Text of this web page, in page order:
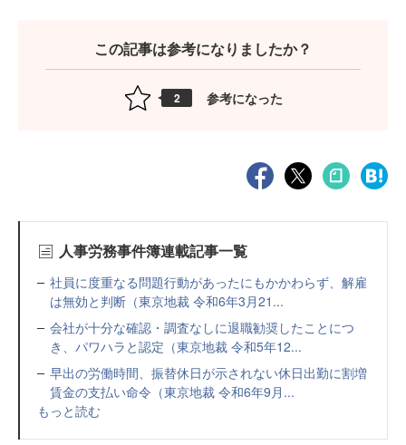
この記事は参考になりましたか？
2 参考になった
人事労務事件簿連載記事一覧
社員に度重なる問題行動があったにもかかわらず、解雇
は無効と判断（東京地裁 令和6年3月21...
会社が十分な確認・調査なしに退職勧奨したことにつ
き、パワハラと認定（東京地裁 令和5年12...
早出の労働時間、振替休日が示されない休日出勤に割増
賃金の支払い命令（東京地裁 令和6年9月...
もっと読む